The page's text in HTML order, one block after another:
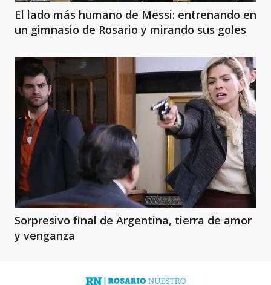
El lado más humano de Messi: entrenando en
un gimnasio de Rosario y mirando sus goles
Sorpresivo final de Argentina, tierra de amor
y venganza